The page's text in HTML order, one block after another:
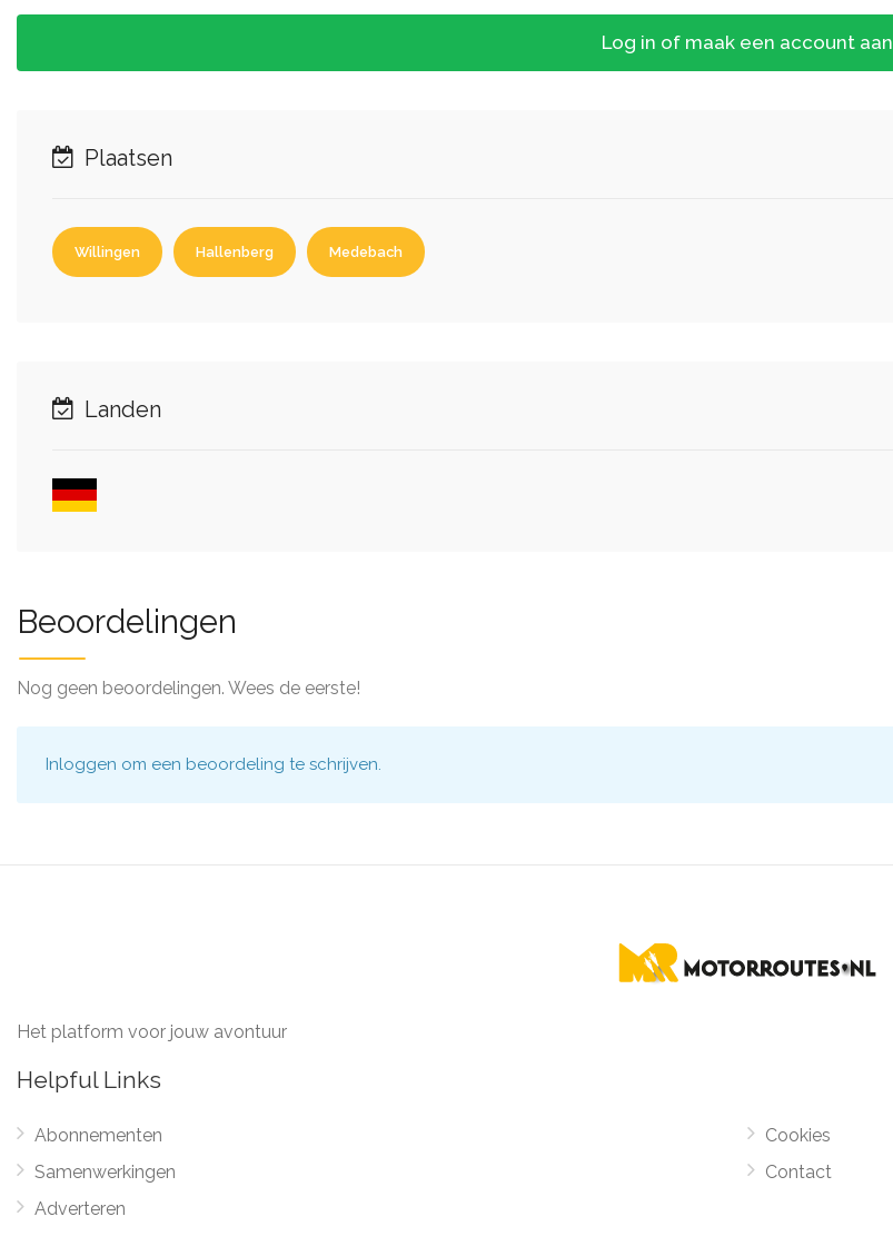
Log in of maak een account aan
Plaatsen
Willingen Hallenberg Medebach
Landen
Beoordelingen
Nog geen beoordelingen. Wees de eerste!
Inloggen om een beoordeling te schrijven.
Het platform voor jouw avontuur
Helpful Links
Abonnementen
Samenwerkingen
Adverteren
Cookies
Contact